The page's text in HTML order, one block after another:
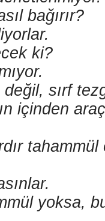
bağırır?
ki?
sırf
içinden
yoksa,